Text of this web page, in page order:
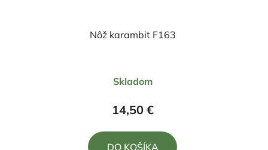
Nôž karambit F163
hodnotenie
produktu
5,0
Skladom
14,50 €
DO KOŠÍKA